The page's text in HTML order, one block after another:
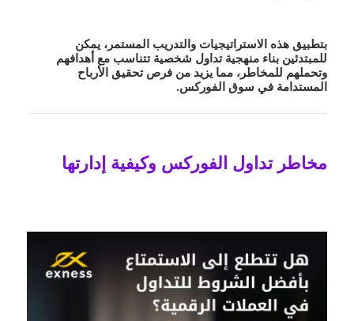
بتطبيق هذه الاستراتيجيات والتدريب المستمر، يمكن
للمبتدئين بناء منهجية تداول شخصية تتناسب مع أهدافهم
وتحملهم للمخاطر، مما يزيد من فرص تحقيق الأرباح
المستدامة في سوق الفوركس.
مخاطر تداول الفوركس وكيفية إدارتها